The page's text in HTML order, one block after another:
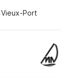
Vieux-Port